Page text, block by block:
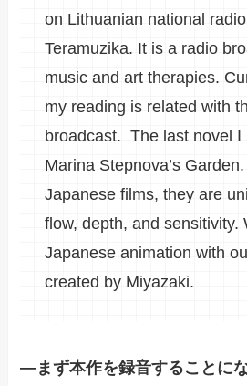
on Lithuanian national
Teramuzika. It is a radio
music and art therapies.
my reading is related with
broadcast. The last novel I
Marina Stepnova’s
Japanese films, they are
flow, depth, and sensitivity.
Japanese animation with
created by Miyazaki.
―まず本作を録音することに